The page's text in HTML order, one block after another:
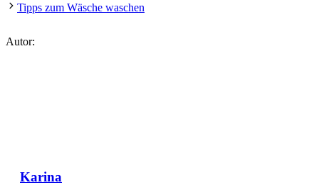
Tipps zum Wäsche waschen
Autor:
Karina